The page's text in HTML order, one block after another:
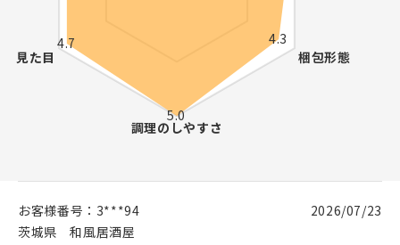
お客様番号： 3***94
茨城県
和風居酒屋
2026/07/23